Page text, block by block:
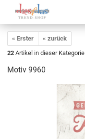
« Erster
« zurück
22 Artikel in dieser Kategorie
Motiv 9960